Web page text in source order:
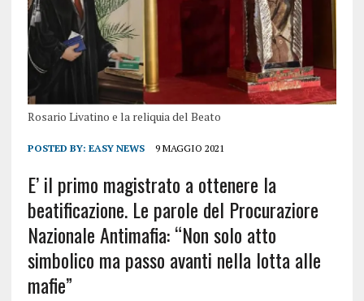
Rosario Livatino e la reliquia del Beato
POSTED BY: EASY NEWS 9 MAGGIO 2021
E’ il primo magistrato a ottenere la
beatificazione. Le parole del Procuraziore
Nazionale Antimafia: “Non solo atto
simbolico ma passo avanti nella lotta alle
mafie”